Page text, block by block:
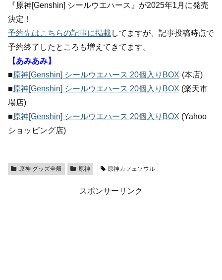
『原神[Genshin] シールウエハース』が2025年1月に発売
決定！
予約先はこちらの記事に掲載 してますが、記事投稿時点で
予約終了したところも増えてきてます。
【あみあみ】
■原神[Genshin] シールウエハース 20個入りBOX (本店)
■原神[Genshin] シールウエハース 20個入りBOX (楽天市
場店)
■原神[Genshin] シールウエハース 20個入りBOX (Yahoo
ショッピング店)
原神 グッズ全般 原神 原神カフェソウル
スポンサーリンク